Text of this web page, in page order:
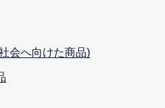
会へ向けた商品)